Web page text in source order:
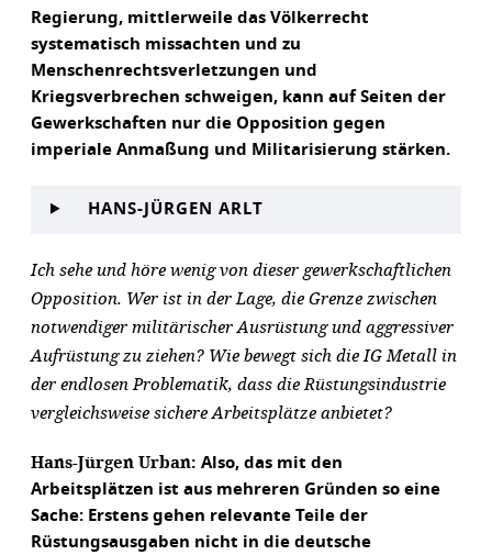
Regierung, mittlerweile das Völkerrecht
systematisch missachten und zu
Menschenrechtsverletzungen und
Kriegsverbrechen schweigen, kann auf Seiten der
Gewerkschaften nur die Opposition gegen
imperiale Anmaßung und Militarisierung stärken.
HANS-JÜRGEN ARLT
Ich sehe und höre wenig von dieser gewerkschaftlichen
Opposition. Wer ist in der Lage, die Grenze zwischen
notwendiger militärischer Ausrüstung und aggressiver
Aufrüstung zu ziehen? Wie bewegt sich die IG Metall in
der endlosen Problematik, dass die Rüstungsindustrie
vergleichsweise sichere Arbeitsplätze anbietet?
Hans-Jürgen Urban: Also, das mit den
Arbeitsplätzen ist aus mehreren Gründen so eine
Sache: Erstens gehen relevante Teile der
Rüstungsausgaben nicht in die deutsche